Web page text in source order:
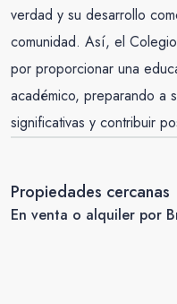
verdad y su desarrollo
comunidad. Así, el
por proporcionar una
académico, preparando a
significativas y contribuir
Propiedades cercanas
En venta o alquiler por